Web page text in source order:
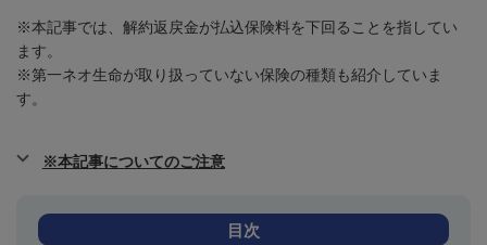
※本記事では、解約返戻金が払込保険料を下回ることを指してい
ます。
※第一ネオ生命が取り扱っていない保険の種類も紹介していま
す。
※本記事についてのご注意
目次